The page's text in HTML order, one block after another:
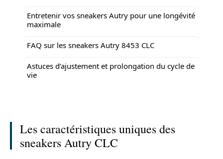
Entretenir vos sneakers Autry pour une longévité
maximale
FAQ sur les sneakers Autry 8453 CLC
Astuces d’ajustement et prolongation du cycle de
vie
Les caractéristiques uniques des
sneakers Autry CLC